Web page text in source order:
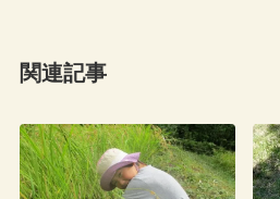
関連記事